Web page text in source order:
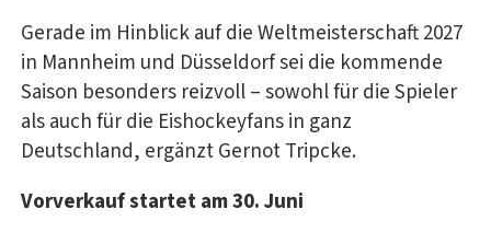
Gerade im Hinblick auf die Weltmeisterschaft 2027
in Mannheim und Düsseldorf sei die kommende
Saison besonders reizvoll – sowohl für die Spieler
als auch für die Eishockeyfans in ganz
Deutschland, ergänzt Gernot Tripcke.
Vorverkauf startet am 30. Juni